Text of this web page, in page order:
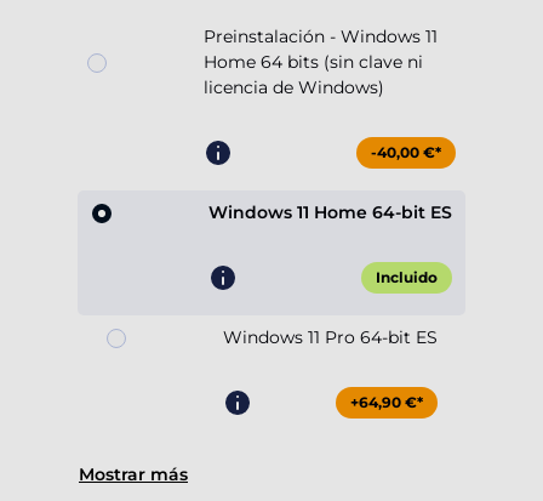
Preinstalación - Windows 11
Home 64 bits (sin clave ni
licencia de Windows)
-40,00 €*
Windows 11 Home 64-bit ES
Incluido
Windows 11 Pro 64-bit ES
+64,90 €*
Mostrar más